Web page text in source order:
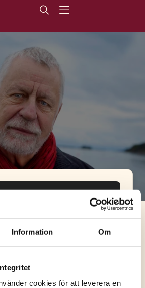
Information Om
cookies för att leverera en
2025